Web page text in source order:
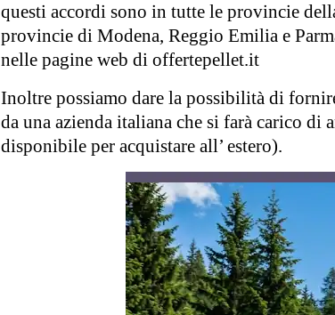
questi accordi sono in tutte le provincie
provincie di Modena, Reggio Emilia e
nelle pagine web di offertepellet.it
Inoltre possiamo dare la possibilità di
da una azienda italiana che si farà carico
disponibile per acquistare all’ estero).